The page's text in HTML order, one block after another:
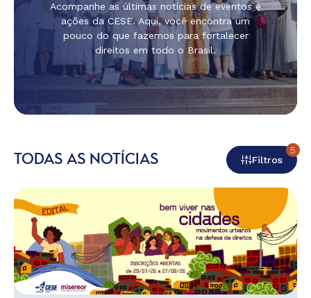
Acompanhe as últimas notícias de eventos e
ações da CESE. Aqui, você encontra um
pouco do que fazemos para fortalecer
direitos em todo o Brasil.
TODAS AS NOTÍCIAS Filtros
5